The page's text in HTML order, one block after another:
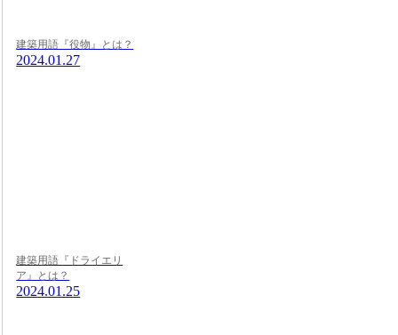
建築用語『役物』とは？
2024.01.27
建築用語『ドライエリ
ア』とは？
2024.01.25